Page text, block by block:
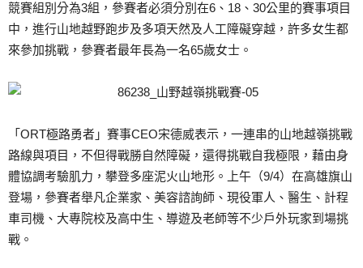
競賽組別分為3組，參賽者必須分別在6、18、30公里的賽事項目
中，進行山地越野跑步及多項天然及人工障礙穿越，許多女生都
來參加挑戰，參賽者最年長為一名65歲女士。
「ORT極路勇者」賽事CEO宋德威表示，一連串的山地越嶺挑戰
路線與項目，不但得戰勝自然障礙，還得挑戰自我極限，藉由身
體協調考驗肌力，攀登多座泥火山地形。上午（9/4）在高雄旗山
登場，參賽者舉凡企業家、美容諮詢師、現役軍人、醫生、計程
車司機、大專院校及高中生、導遊及老師等不少戶外玩家到場挑
戰。